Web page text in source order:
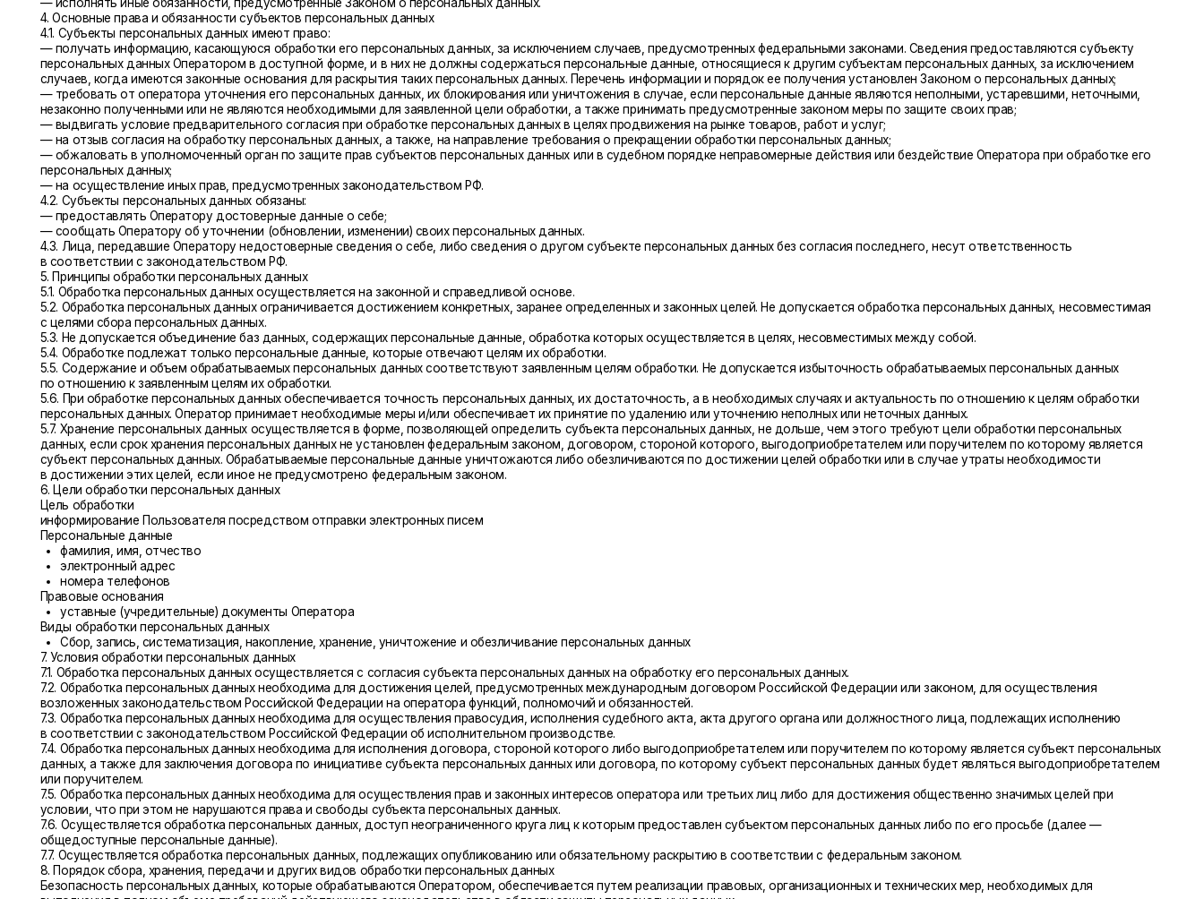
— выдвигать условие предварительного согласия при обработке персональных данных в целях продвижения на рынке товаров, работ и услуг;
— на отзыв согласия на обработку персональных данных, а также, на направление требования о прекращении обработки персональных данных;
— обжаловать в уполномоченный орган по защите прав субъектов персональных данных или в судебном порядке неправомерные действия или бездействие Оператора при обработке его
персональных данных;
— на осуществление иных прав, предусмотренных законодательством РФ.
4.2. Субъекты персональных данных обязаны:
— предоставлять Оператору достоверные данные о себе;
— сообщать Оператору об уточнении (обновлении, изменении) своих персональных данных.
4.3. Лица, передавшие Оператору недостоверные сведения о себе, либо сведения о другом субъекте персональных данных без согласия последнего, несут ответственность
в соответствии с законодательством РФ.
5. Принципы обработки персональных данных
5.1. Обработка персональных данных осуществляется на законной и справедливой основе.
5.2. Обработка персональных данных ограничивается достижением конкретных, заранее определенных и законных целей. Не допускается обработка персональных данных, несовместимая
с целями сбора персональных данных.
5.3. Не допускается объединение баз данных, содержащих персональные данные, обработка которых осуществляется в целях, несовместимых между собой.
5.4. Обработке подлежат только персональные данные, которые отвечают целям их обработки.
5.5. Содержание и объем обрабатываемых персональных данных соответствуют заявленным целям обработки. Не допускается избыточность обрабатываемых персональных данных
по отношению к заявленным целям их обработки.
5.6. При обработке персональных данных обеспечивается точность персональных данных, их достаточность, а в необходимых случаях и актуальность по отношению к целям обработки
персональных данных. Оператор принимает необходимые меры и/или обеспечивает их принятие по удалению или уточнению неполных или неточных данных.
5.7. Хранение персональных данных осуществляется в форме, позволяющей определить субъекта персональных данных, не дольше, чем этого требуют цели обработки персональных
данных, если срок хранения персональных данных не установлен федеральным законом, договором, стороной которого, выгодоприобретателем или поручителем по которому является
субъект персональных данных. Обрабатываемые персональные данные уничтожаются либо обезличиваются по достижении целей обработки или в случае утраты необходимости
в достижении этих целей, если иное не предусмотрено федеральным законом.
6. Цели обработки персональных данных
Цель обработки
информирование Пользователя посредством отправки электронных писем
Персональные данные
фамилия, имя, отчество
электронный адрес
номера телефонов
Правовые основания
уставные (учредительные) документы Оператора
Виды обработки персональных данных
Сбор, запись, систематизация, накопление, хранение, уничтожение и обезличивание персональных данных
7. Условия обработки персональных данных
7.1. Обработка персональных данных осуществляется с согласия субъекта персональных данных на обработку его персональных данных.
7.2. Обработка персональных данных необходима для достижения целей, предусмотренных международным договором Российской Федерации или законом, для осуществления
возложенных законодательством Российской Федерации на оператора функций, полномочий и обязанностей.
7.3. Обработка персональных данных необходима для осуществления правосудия, исполнения судебного акта, акта другого органа или должностного лица, подлежащих исполнению
в соответствии с законодательством Российской Федерации об исполнительном производстве.
7.4. Обработка персональных данных необходима для исполнения договора, стороной которого либо выгодоприобретателем или поручителем по которому является субъект персональных
данных, а также для заключения договора по инициативе субъекта персональных данных или договора, по которому субъект персональных данных будет являться выгодоприобретателем
или поручителем.
7.5. Обработка персональных данных необходима для осуществления прав и законных интересов оператора или третьих лиц либо для достижения общественно значимых целей при
условии, что при этом не нарушаются права и свободы субъекта персональных данных.
7.6. Осуществляется обработка персональных данных, доступ неограниченного круга лиц к которым предоставлен субъектом персональных данных либо по его просьбе (далее —
общедоступные персональные данные).
7.7. Осуществляется обработка персональных данных, подлежащих опубликованию или обязательному раскрытию в соответствии с федеральным законом.
8. Порядок сбора, хранения, передачи и других видов обработки персональных данных
Безопасность персональных данных, которые обрабатываются Оператором, обеспечивается путем реализации правовых, организационных и технических мер, необходимых для
выполнения в полном объеме требований действующего законодательства в области защиты персональных данных.
8.1. Оператор обеспечивает сохранность персональных данных и принимает все возможные меры, исключающие доступ к персональным данным неуполномоченных лиц.
8.2. Персональные данные Пользователя никогда, ни при каких условиях не будут переданы третьим лицам, за исключением случаев, связанных с исполнением действующего
законодательства либо в случае, если субъектом персональных данных дано согласие Оператору на передачу данных третьему лицу для исполнения обязательств по гражданско-
правовому договору.
8.3. В случае выявления неточностей в персональных данных, Пользователь может актуализировать их самостоятельно, путем направления Оператору уведомление на адрес электронной
почты Оператора 9772524455@mail.ru с пометкой «Актуализация персональных данных».
8.4. Срок обработки персональных данных определяется достижением целей, для которых были собраны персональные данные, если иной срок не предусмотрен договором или
действующим законодательством.
Пользователь может в любой момент отозвать свое согласие на обработку персональных данных, направив Оператору уведомление посредством электронной почты на электронный
адрес Оператора 9772524455@mail.ru с пометкой «Отзыв согласия на обработку персональных данных».
8.5. Вся информация, которая собирается сторонними сервисами, в том числе платежными системами, средствами связи и другими поставщиками услуг, хранится и обрабатывается
указанными лицами (Операторами) в соответствии с их Пользовательским соглашением и Политикой конфиденциальности. Субъект персональных данных и/или с указанными документами.
Оператор не несет ответственность за действия третьих лиц, в том числе указанных в настоящем пункте поставщиков услуг.
8.6. Установленные субъектом персональных данных запреты на передачу (кроме предоставления доступа), а также на обработку или условия обработки (кроме получения доступа)